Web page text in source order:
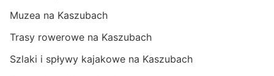
Muzea na Kaszubach
Trasy rowerowe na Kaszubach
Szlaki i spływy kajakowe na Kaszubach